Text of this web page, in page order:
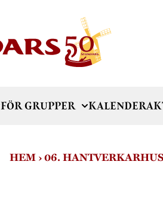
FÖR GRUPPER KALENDER
HEM›06.